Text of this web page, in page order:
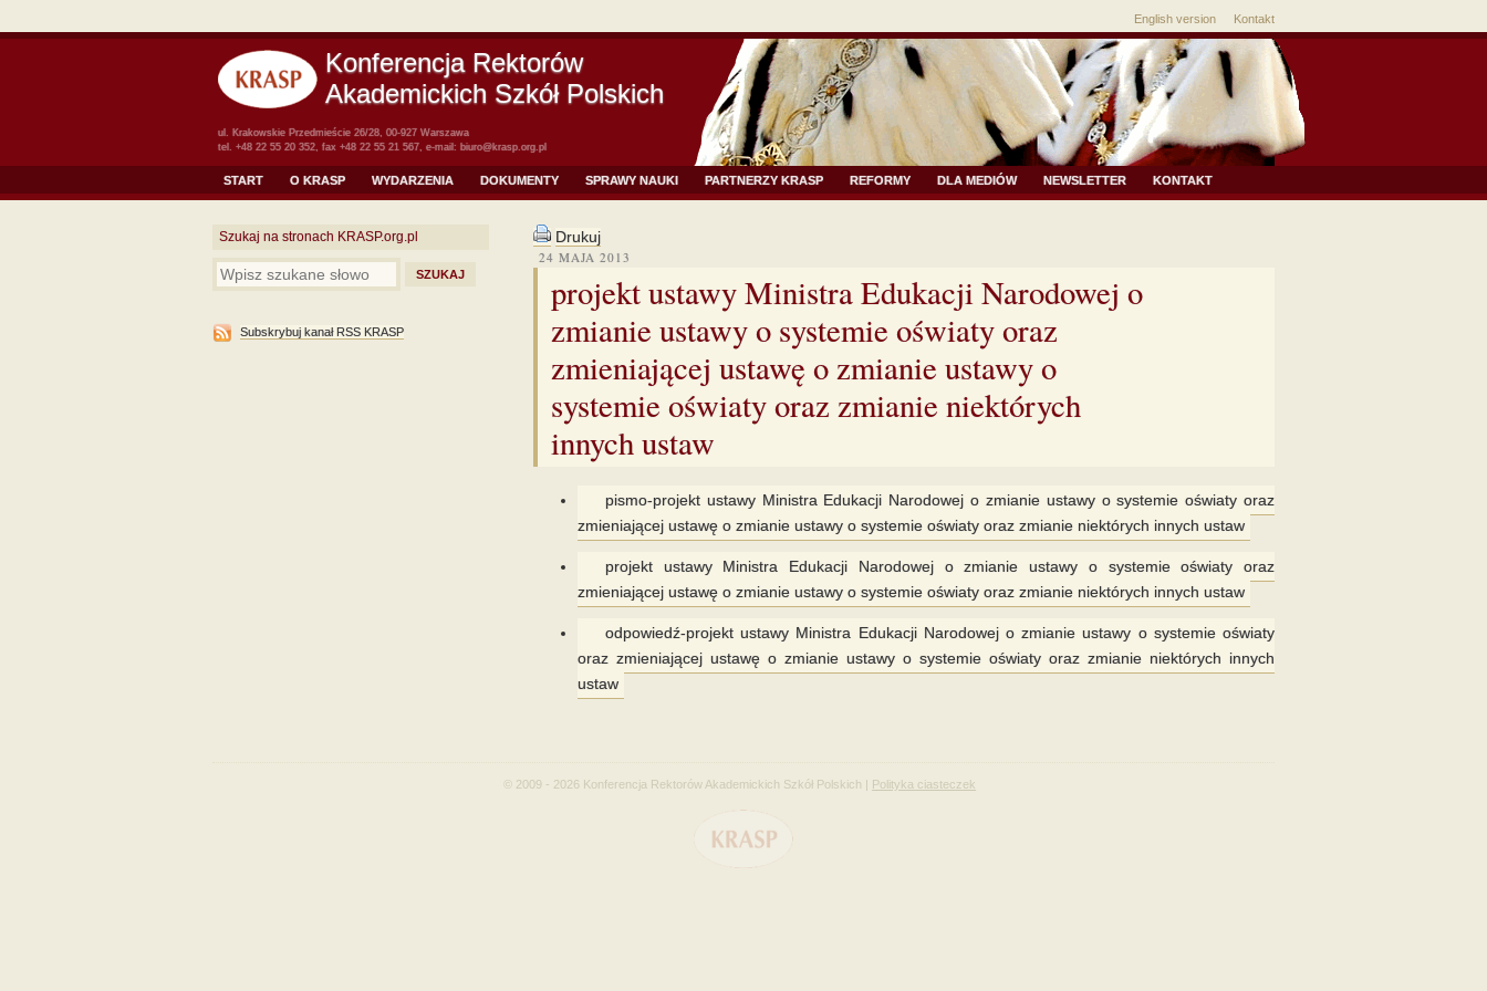
English version Kontakt
Konferencja Rektorów
Akademickich Szkół Polskich
ul. Krakowskie Przedmieście 26/28, 00-927 Warszawa
tel. +48 22 55 20 352, fax +48 22 55 21 567, e-mail: biuro@krasp.org.pl
START O KRASP WYDARZENIA DOKUMENTY SPRAWY NAUKI PARTNERZY KRASP REFORMY DLA MEDIÓW NEWSLETTER KONTAKT
Szukaj na stronach KRASP.org.pl
Subskrybuj kanał RSS KRASP
Drukuj
24 MAJA 2013
projekt ustawy Ministra Edukacji Narodowej o
zmianie ustawy o systemie oświaty oraz
zmieniającej ustawę o zmianie ustawy o
systemie oświaty oraz zmianie niektórych
innych ustaw
pismo-projekt ustawy Ministra Edukacji Narodowej o zmianie ustawy o systemie oświaty oraz
zmieniającej ustawę o zmianie ustawy o systemie oświaty oraz zmianie niektórych innych ustaw
projekt ustawy Ministra Edukacji Narodowej o zmianie ustawy o systemie oświaty oraz
zmieniającej ustawę o zmianie ustawy o systemie oświaty oraz zmianie niektórych innych ustaw
odpowiedź-projekt ustawy Ministra Edukacji Narodowej o zmianie ustawy o systemie oświaty
oraz zmieniającej ustawę o zmianie ustawy o systemie oświaty oraz zmianie niektórych innych
ustaw
© 2009 - 2026 Konferencja Rektorów Akademickich Szkół Polskich | Polityka ciasteczek